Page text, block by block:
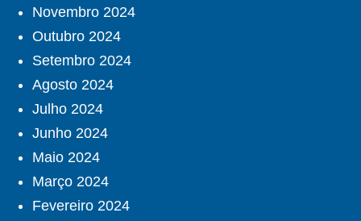
Novembro 2024
Outubro 2024
Setembro 2024
Agosto 2024
Julho 2024
Junho 2024
Maio 2024
Março 2024
Fevereiro 2024